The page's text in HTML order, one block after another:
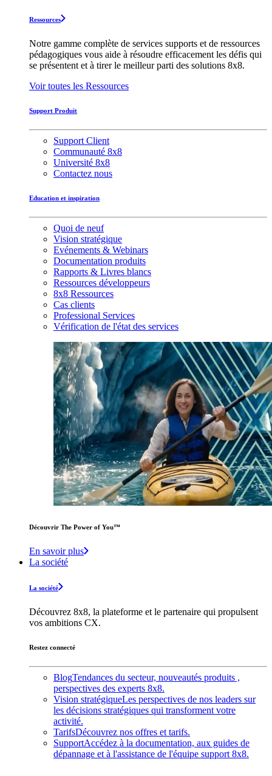
Ressources
Notre gamme complète de services supports et de ressources
pédagogiques vous aide à résoudre efficacement les défis qui
se présentent et à tirer le meilleur parti des solutions 8x8.
Voir toutes les Ressources
Support Produit
Support Client
Communauté 8x8
Université 8x8
Contactez nous
Education et inspiration
Quoi de neuf
Vision stratégique
Evénements & Webinars
Documentation produits
Rapports & Livres blancs
Ressources développeurs
8x8 Ressources
Cas clients
Professional Services
Vérification de l'état des services
Découvrir The Power of You™️
En savoir plus
La société
La société
Découvrez 8x8, la plateforme et le partenaire qui propulsent
vos ambitions CX.
Restez connecté
BlogTendances du secteur, nouveautés produits ,
perspectives des experts 8x8.
Vision stratégiqueLes perspectives de nos leaders sur
les décisions stratégiques qui transforment votre
activité.
TarifsDécouvrez nos offres et tarifs.
SupportAccédez à la documentation, aux guides de
dépannage et à l'assistance de l'équipe support 8x8.